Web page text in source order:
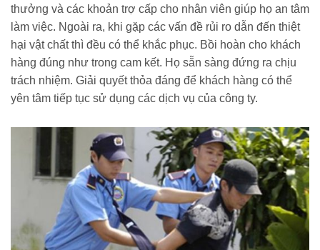
thưởng và các khoản trợ cấp cho nhân viên giúp họ an tâm
làm việc. Ngoài ra, khi gặp các vấn đề rủi ro dẫn đến thiệt
hại vật chất thì đều có thể khắc phục. Bồi hoàn cho khách
hàng đúng như trong cam kết. Họ sẵn sàng đứng ra chịu
trách nhiệm. Giải quyết thỏa đáng để khách hàng có thể
yên tâm tiếp tục sử dụng các dịch vụ của công ty.